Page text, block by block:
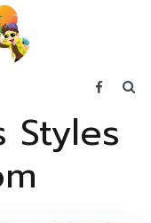
Styles